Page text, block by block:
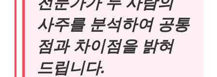
사주를 분석하여 공통
점과 차이점을 밝혀
드립니다.